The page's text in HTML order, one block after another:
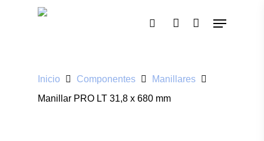
Inicio Componentes
Manillares
Manillar PRO LT 31,8 x 680 mm